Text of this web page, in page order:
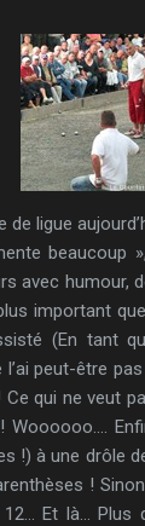
de ligue
beaucoup
avec humour,
important
(En tant
l’ai peut-être
qui ne veut
Woooooo….
!) à une drôle
!
Et là… Plus